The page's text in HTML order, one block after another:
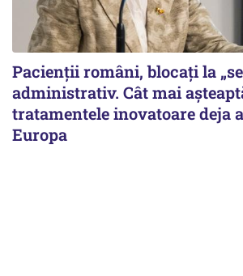
Pacienții români, blocați la
administrativ. Cât mai
tratamentele inovatoare deja
Europa